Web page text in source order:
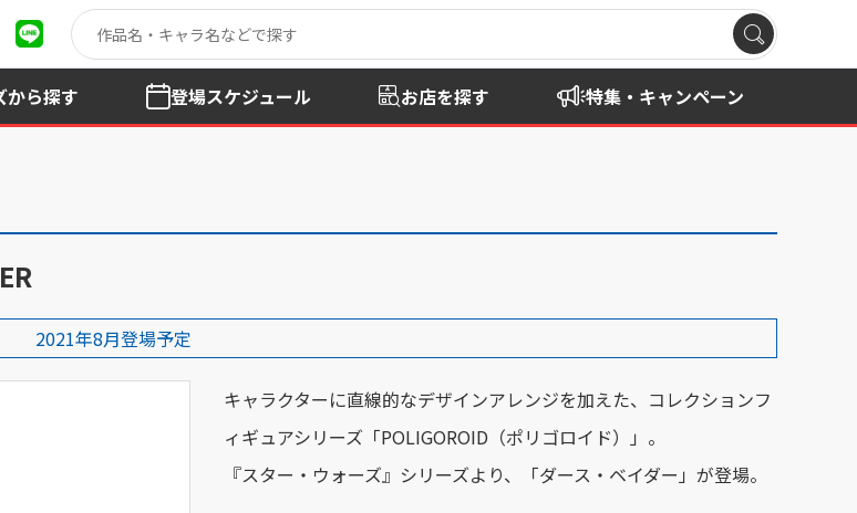
から探す 登場スケジュール お店を探す 特集・キャンペーン
2021年8月登場予定
キャラクターに直線的なデザインアレンジを加えた、コレクションフ
ィギュアシリーズ「POLIGOROID（ポリゴロイド）」。
『スター・ウォーズ』シリーズより、「ダース・ベイダー」が登場。